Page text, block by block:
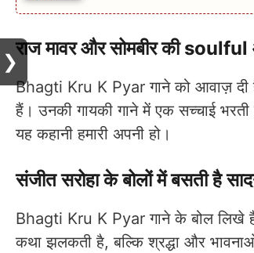
राज मावर और सोमबीर की
Bhagti Kru K Pyar गाने को आवाज़ दी
हैं। उनकी गायकी गाने में एक सच्चाई
यह कहानी हमारी अपनी हो।
संजीत सरोहा के बोलों में बसती है
Bhagti Kru K Pyar गाने के बोल लिखे
कथा झलकती है, बल्कि श्रद्धा और
❯